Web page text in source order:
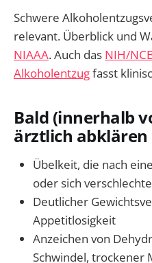
Schwere
relevant. Überblick und
NIAAA. Auch das NIH/
Alkoholentzugfasst
Bald (innerhalb
ärztlich abklären
Übelkeit, die nach
oder sich
Deutlicher
Appetitlosigkeit
Anzeichen von
Schwindel, trockener